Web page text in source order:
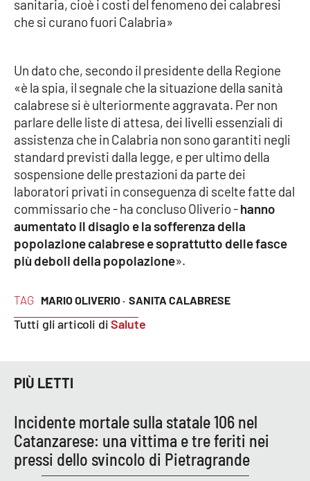
Società
RUBRICHE
Good Morning Vietnam
Parchi Marini Calabria
Leggendo Alvaro insieme
Imprese Di Calabria
Le perfidie di Antonella Grippo
Venti di comunicazione
LaC TV
LaC Network
LaC OnAir
TAG MARIO OLIVERIO · SANITA CALABRESE
Tutti gli articoli diSalute
sanitaria, cioè i costi del fenomeno dei calabresi
che si curano fuori Calabria»
Un dato che, secondo il presidente della Regione
«è la spia, il segnale che la situazione della sanità
calabrese si è ulteriormente aggravata. Per non
parlare delle liste di attesa, dei livelli essenziali di
assistenza che in Calabria non sono garantiti negli
standard previsti dalla legge, e per ultimo della
sospensione delle prestazioni da parte dei
laboratori privati in conseguenza di scelte fatte dal
commissario che - ha concluso Oliverio -hanno
aumentato il disagio e la sofferenza della
popolazione calabrese e soprattutto delle fasce
più deboli della popolazione».
PIÙ LETTI
Incidente mortale sulla statale 106 nel
Catanzarese: una vittima e tre feriti nei
pressi dello svincolo di Pietragrande